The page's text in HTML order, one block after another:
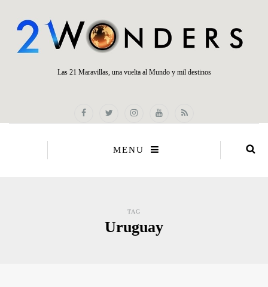
Las 21 Maravillas, una vuelta al Mundo y mil destinos
MENU
TAG
Uruguay